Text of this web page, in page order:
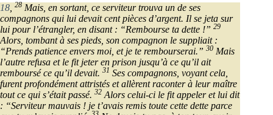
18 28 Mais, en sortant, ce serviteur trouva un de ses
compagnons qui lui devait cent pièces d’argent. Il se jeta sur
lui pour l’étrangler, en disant : “Rembourse ta dette !” 29
Alors, tombant à ses pieds, son compagnon le suppliait :
“Prends patience envers moi, et je te rembourserai.” 30 Mais
l’autre refusa et le fit jeter en prison jusqu’à ce qu’il ait
remboursé ce qu’il devait. 31 Ses compagnons, voyant cela,
furent profondément attristés et allèrent raconter à leur maître
tout ce qui s’était passé. 32 Alors celui-ci le fit appeler et lui dit
: “Serviteur mauvais ! je t’avais remis toute cette dette parce